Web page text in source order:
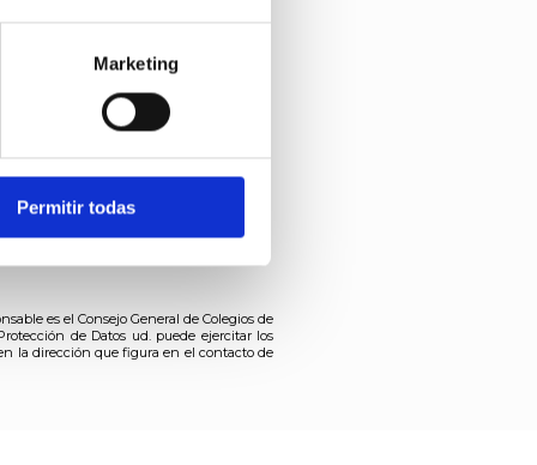
Puedes
Marketing
Permitir todas
es el Consejo General de Colegios de
de Datos ud. puede ejercitar los
la dirección que figura en el contacto de